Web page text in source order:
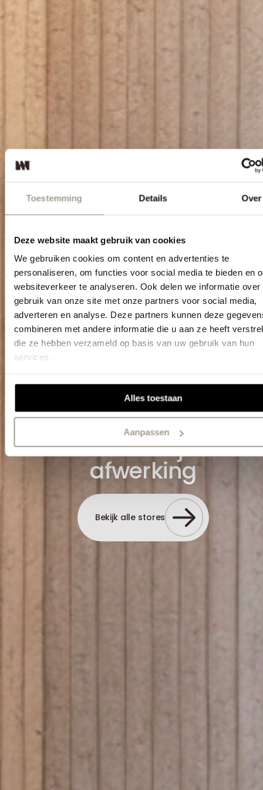
Toestemming Details Over
Deze website maakt gebruik van cookies
We gebruiken cookies om content en advertenties te
personaliseren, om functies voor social media te bieden en
websiteverkeer te analyseren. Ook delen we informatie over
gebruik van onze site met onze partners voor social media,
adverteren en analyse. Deze partners kunnen deze
combineren met andere informatie die u aan ze heeft
die ze hebben verzameld op basis van uw gebruik van hun
services.
Alles toestaan
Aanpassen
Strakke en tijdloze
afwerking
Bekijk alle stores